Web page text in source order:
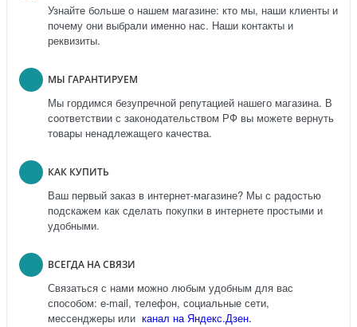
Узнайте больше о нашем магазине: кто мы, наши клиенты и
почему они выбрали именно нас. Наши контакты и
реквизиты.
МЫ ГАРАНТИРУЕМ
Мы гордимся безупречной репутацией нашего магазина. В
соответствии с законодательством РФ вы можете вернуть
товары ненадлежащего качества.
КАК КУПИТЬ
Ваш первый заказ в интернет-магазине? Мы с радостью
подскажем как сделать покупки в интернете простыми и
удобными.
ВСЕГДА НА СВЯЗИ
Связаться с нами можно любым удобным для вас
способом: e-mail, телефон, социальные сети,
мессенджеры или канал на Яндекс.Дзен.